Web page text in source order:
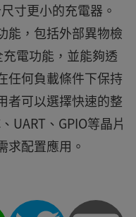
寸更小的充電器。
能，包括外部異物檢
電功能，並能夠透
任何負載條件下保持
者可以選擇快速的整
UART、GPIO等晶片
求配置應用。